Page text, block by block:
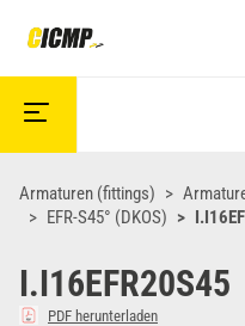
Armaturen (fittings)
EFR-S45° (DKOS)
I.I16EFR20S45
PDF herunterladen